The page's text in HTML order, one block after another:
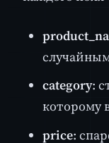
category:
которому
price: